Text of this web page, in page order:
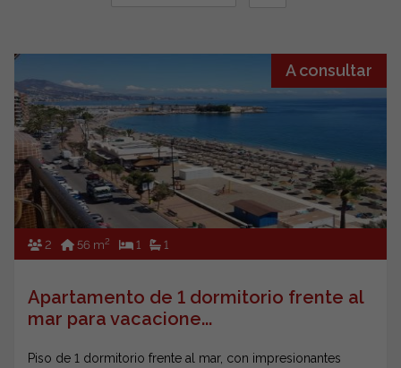
A consultar
2 56 m2 1 1
Apartamento de 1 dormitorio frente al
mar para vacacione...
Piso de 1 dormitorio frente al mar, con impresionantes